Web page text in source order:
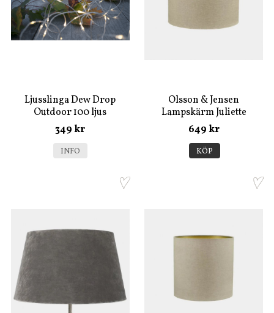
Ljusslinga Dew Drop
Outdoor 100 ljus
349 kr
INFO
Olsson & Jensen
Lampskärm Juliette
natural H:25 Dia:38
649 kr
KÖP